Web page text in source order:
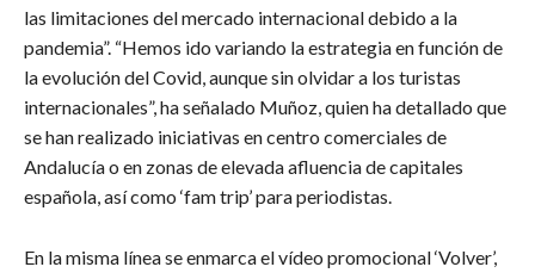
las limitaciones del mercado internacional debido a la
pandemia”. “Hemos ido variando la estrategia en función de
la evolución del Covid, aunque sin olvidar a los turistas
internacionales”, ha señalado Muñoz, quien ha detallado que
se han realizado iniciativas en centro comerciales de
Andalucía o en zonas de elevada afluencia de capitales
española, así como ‘fam trip’ para periodistas.
En la misma línea se enmarca el vídeo promocional ‘Volver’,